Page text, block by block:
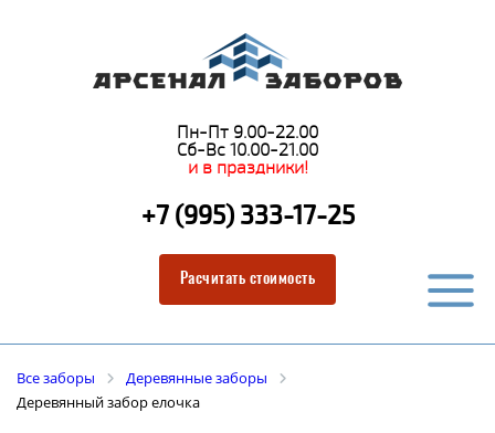
Пн-Пт 9.00-22.00
Сб-Вс 10.00-21.00
и в праздники!
+7 (995) 333-17-25
Расчитать стоимость
Все заборы
Деревянные заборы
Деревянный забор елочка